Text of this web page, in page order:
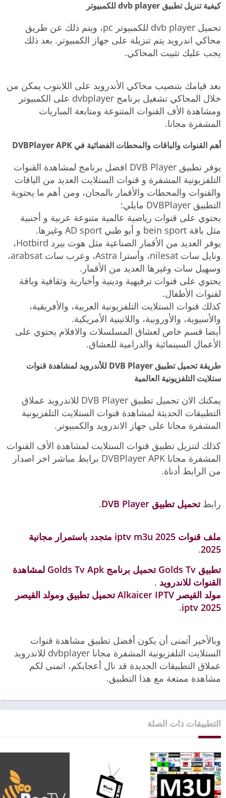
كيفية تنزيل تطبيق dvb player للكمبيوتر
تحميل dvb player للكمبيوتر pc، ويتم ذلك عن طريق
محاكي اندرويد يتم تنزيلة على جهاز الكمبيوتر. بعد ذلك
يجب عليك تثبيت المحاكي.
بعد قيامك بتنصيب محاكي الأندرويد على اللابتوب يمكن من
خلال المحاكي تشغيل برنامج dvbplayer على الكمبيوتر
ومشاهدة الأف القنوات المتنوعة ومتابعة المباريات
المشفرة مجانا.
أهم القنوات والباقات والمحطات الفضائية في DVBPlayer APK
يوفر تطبيق DVB Player افضل برنامج لمشاهدة القنوات
التلفزيونية المشفرة و قنوات الستلايت العديد من الباقات
والقنوات والمحطات والأقمار بالمجان، ومن أهم ما يحتوية
التطبيق DVBPlayer مايلي:
يحتوي على قنوات رياضية عالمية متنوعة عربية و أجنبية
مثل باقة bein sport و أبو ظبي AD sport وغيرها.
يوفر العديد من الأقمار الصناعية مثل هوت بيرد Hotbird،
ونايل سات nilesat، وأسترا Astra، وعرب سات arabsat،
وسهيل سات وغيرها العديد من الأقمار.
يحتوي على قنوات ترفيهية ودينية وأخبارية وثقافية وباقة
لقنوات الأطفال.
كذلك قنوات الستلايت التلفزيونية العربية، والأفريقية،
والأسيوية، والأوروبية، واللاتينية الأمريكية.
أيضا قسم خاص لعشاق المسلسلات والافلام يحتوي على
الأعمال السينمائية والدرامية للعشاق.
طريقة تحميل تطبيق DVB Player للأندرويد لمشاهدة قنوات
ستلايت التلفزيونية العالمية
يمكنك الان تحميل تطبيق DVB Player للاندرويد عملاق
التطبيقات الحديثة لمشاهدة قنوات الستلايت التلفزيونية
المشفرة مجانا على جهاز الاندرويد والكمبيوتر.
كذلك لتنزيل تطبيق قنوات الستلايت لمشاهدة الأف القنوات
المشفرة مجانا DVBPlayer APK برابط مباشر اخر اصدار
من الرابط أدناة.
رابطتحميل تطبيق DVB Player .
ملف قنوات iptv m3u 2025 متجدد باستمرار مجانية
2025
.
تطبيق Golds Tv تحميل برنامج Golds Tv Apk لمشاهدة
القنوات للاندرويد .
مولد القيصر Alkaicer IPTV تحميل تطبيق ومولد القيصر
iptv 2025
.
وبالأخير أتمنى أن يكون أفضل تطبيق مشاهدة قنوات
الستلايت التلفزيونية المشفرة مجانا dvbplayer للاندرويد
عملاق التطبيقات الجديدة قد نال أعجابكم، اتمنى لكم
مشاهدة ممتعة مع هذا التطبيق.
التطبيقات ذات الصلة